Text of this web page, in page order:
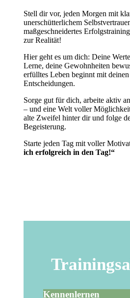
Stell dir vor, jeden Morgen mit
unerschütterlichem
maßgeschneidertes
zur Realität!
Hier geht es um dich: Deine
Lerne, deine Gewohnheiten
erfülltes Leben beginnt mit
Entscheidungen.
Sorge gut für dich, arbeite aktiv
– und eine Welt voller
alte Zweifel hinter dir und folge
Begeisterung.
Starte jeden Tag mit voller
ich erfolgreich in den Tag!“
Kennenlernen